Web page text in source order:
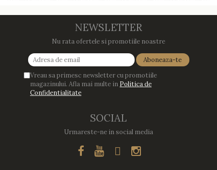
gandesc serios sa imi cumpar
si eu! Recomand mult !
cu drag !
NEWSLETTER
Nu rata ofertele si promotiile noastre
Vreau sa primesc newsletter cu promotiile
magazinului. Afla mai multe in Politica de
Confidentialitate
SOCIAL
Urmareste-ne in social media